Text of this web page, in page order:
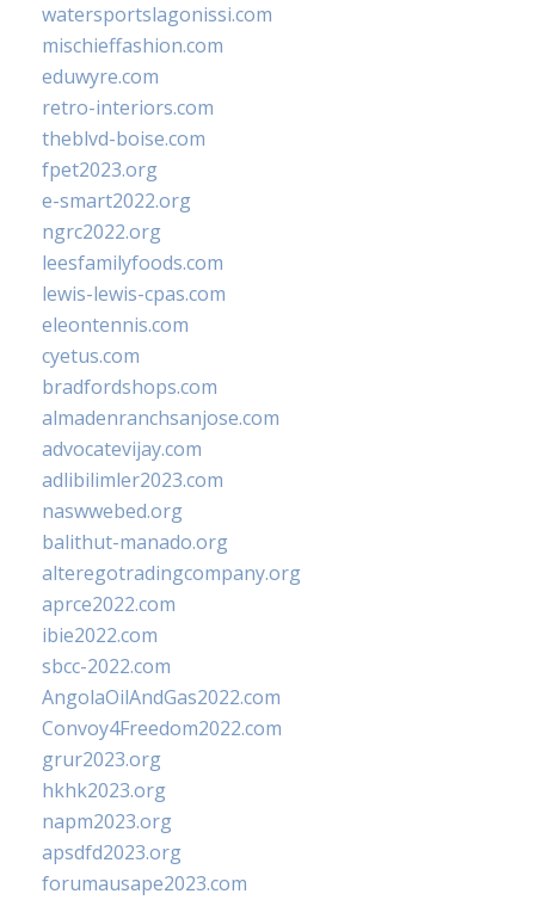
watersportslagonissi.com
mischieffashion.com
eduwyre.com
retro-interiors.com
theblvd-boise.com
fpet2023.org
e-smart2022.org
ngrc2022.org
leesfamilyfoods.com
lewis-lewis-cpas.com
eleontennis.com
cyetus.com
bradfordshops.com
almadenranchsanjose.com
advocatevijay.com
adlibilimler2023.com
naswwebed.org
balithut-manado.org
alteregotradingcompany.org
aprce2022.com
ibie2022.com
sbcc-2022.com
AngolaOilAndGas2022.com
Convoy4Freedom2022.com
grur2023.org
hkhk2023.org
napm2023.org
apsdfd2023.org
forumausape2023.com